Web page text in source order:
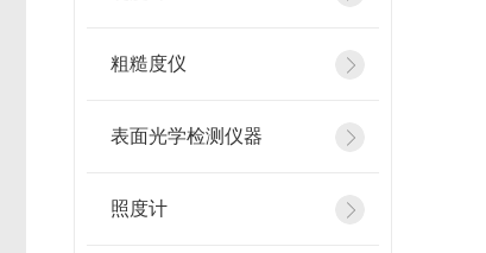
粗糙度仪
表面光学检测仪器
照度计